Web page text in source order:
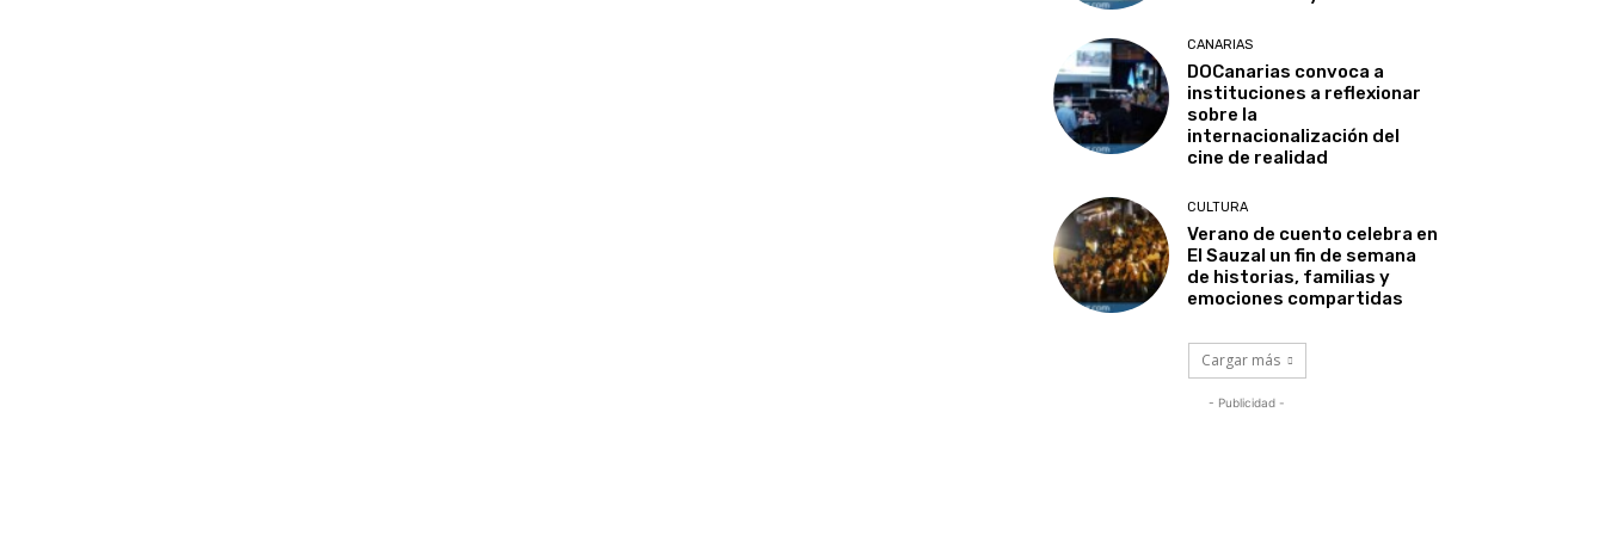
CANARIAS
DOCanarias convoca a
instituciones a reflexionar
sobre la
internacionalización del
cine de realidad
CULTURA
Verano de cuento celebra en
El Sauzal un fin de semana
de historias, familias y
emociones compartidas
Cargar más
- Publicidad -